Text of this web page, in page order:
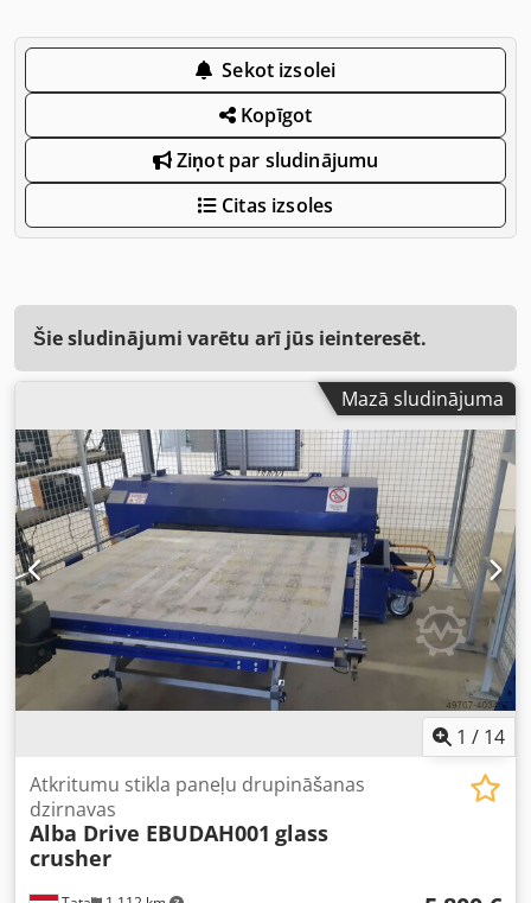
Sekot izsolei
Kopīgot
Ziņot par sludinājumu
Citas izsoles
Šie sludinājumi varētu arī jūs ieinteresēt.
Mazā sludinājuma
1 / 14
Atkritumu stikla paneļu drupināšanas
dzirnavas
Alba Drive EBUDAH001 glass
crusher